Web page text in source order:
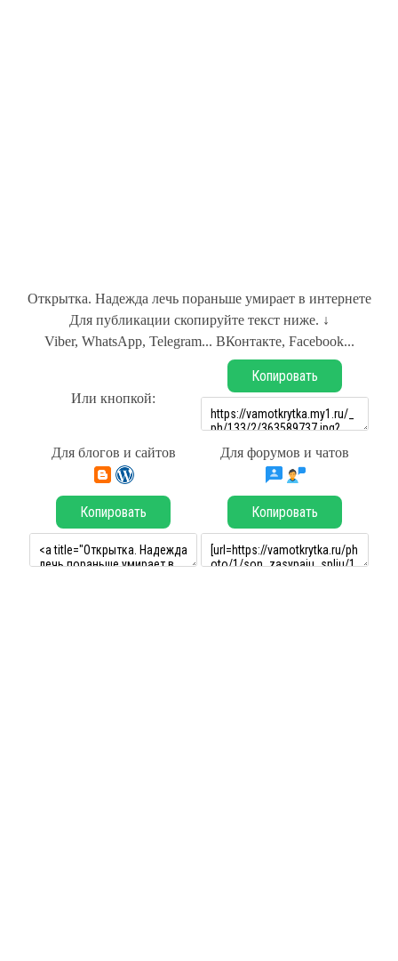
Открытка. Надежда лечь пораньше умирает в интернете
Для публикации скопируйте текст ниже. ↓
Viber, WhatsApp, Telegram... ВКонтакте, Facebook...
Или кнопкой:
Копировать
Для блогов и сайтов Для форумов и чатов
Копировать Копировать